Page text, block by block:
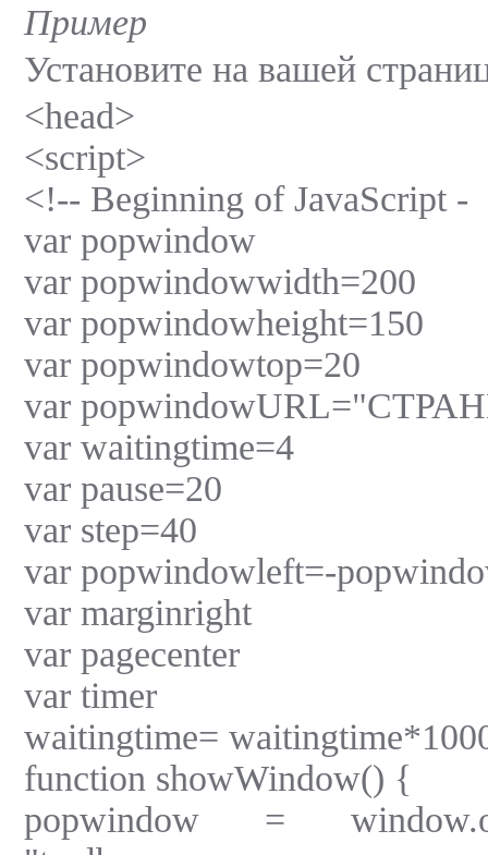
Пример
Установите на вашей
<head>
<script>
<!-- Beginning of JavaScript -
var popwindow
var popwindowwidth=200
var popwindowheight=150
var popwindowtop=20
var
var waitingtime=4
var pause=20
var step=40
var popwindowleft=-
var marginright
var pagecenter
var timer
waitingtime=
function showWindow() {
popwindow =